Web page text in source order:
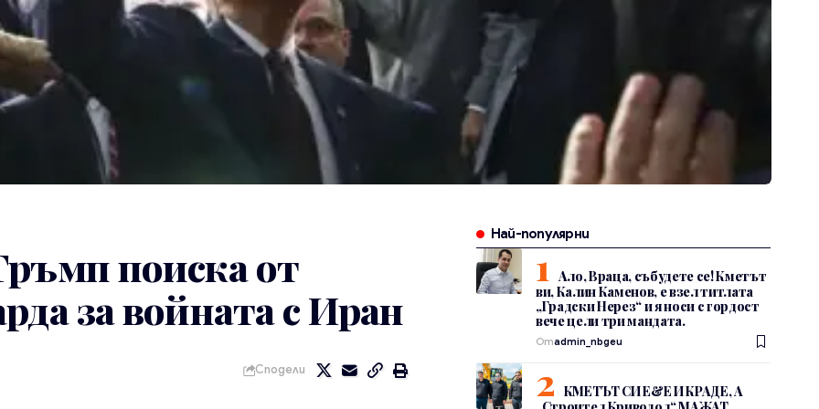
поиска от
за войната с Иран
Сподели
Най-популярни
Ало, Враца, събудете се! Кметът
ви, Калин Каменов, е взел титлата
„Градски Нерез“ и я носи с гордост
вече цели три мандата.
Отadmin_nbgeu
КМЕТЪТ СИ Е&Е И КРАДЕ, А